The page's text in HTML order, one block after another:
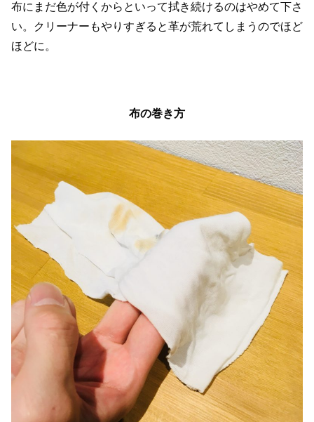
布にまだ色が付くからといって拭き続けるのはやめて下さ
い。
クリーナーもやりすぎると革が荒れてしまうのでほど
ほどに。
布の巻き方